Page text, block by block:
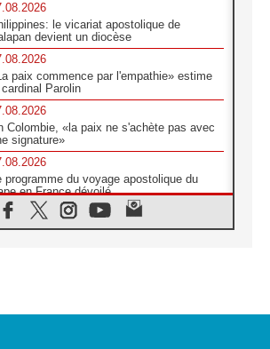
le vicariat apostolique de
devient un diocèse
paix commence par l'empathie» estime
cardinal Parolin
Colombie, «la paix ne s'achète pas avec
signature»
programme du voyage apostolique du
en France dévoilé
Conférence continentale sur l'éducation